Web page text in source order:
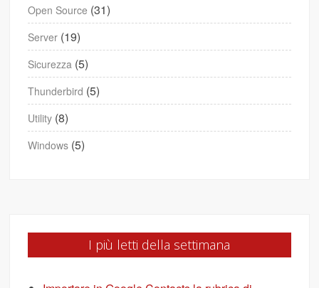
Open Source (31)
Server (19)
Sicurezza (5)
Thunderbird (5)
Utility (8)
Windows (5)
I più letti della settimana